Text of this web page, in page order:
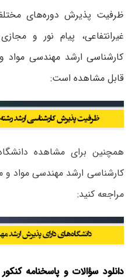
ظرفیت پذیرش دوره‌های
غیرانتفاعی، پیام نور و
کارشناسی ارشد مهندسی مواد
قابل مشاهده است:
همچنین برای مشاهده
کارشناسی ارشد مهندسی مواد و
مراجعه کنید:
دانلود سؤالات و پاسخنامه